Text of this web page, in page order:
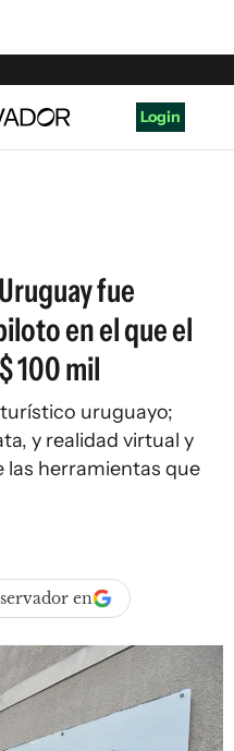
Login
fue
en el que el
100 mil
uruguayo;
y realidad virtual y
las herramientas que
en